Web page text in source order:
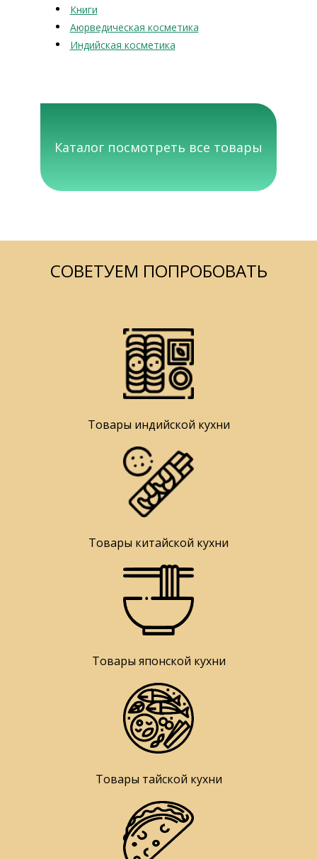
Книги
Аюрведическая косметика
Индийская косметика
Каталог посмотреть все товары
СОВЕТУЕМ ПОПРОБОВАТЬ
Товары индийской кухни
Товары китайской кухни
Товары японской кухни
Товары тайской кухни